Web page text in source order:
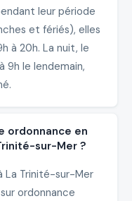
leur période
et fériés), elles
à 20h. La nuit, le
9h le lendemain,
ordonnance en
sur-Mer ?
La Trinité-sur-Mer
ordonnance